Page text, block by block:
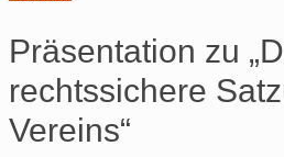
Präsentation zu
rechtssichere
Vereins“